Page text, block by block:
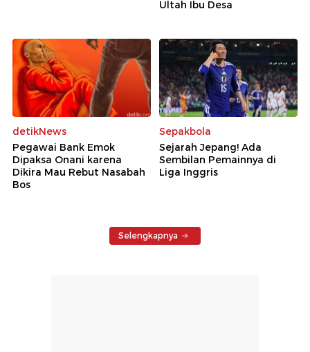
Ultah Ibu Desa
detikNews
Pegawai Bank Emok
Dipaksa Onani karena
Dikira Mau Rebut Nasabah
Bos
Sepakbola
Sejarah Jepang! Ada
Sembilan Pemainnya di
Liga Inggris
Selengkapnya